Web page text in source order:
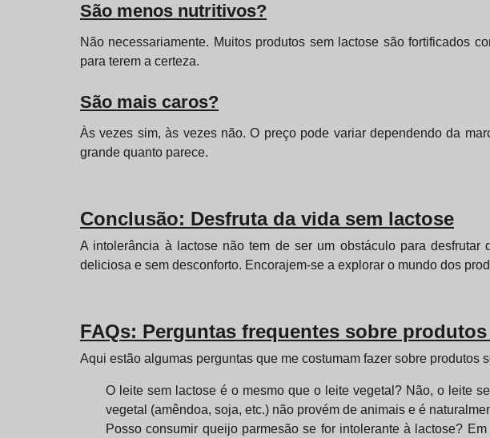
São menos nutritivos?
Não necessariamente. Muitos produtos sem lactose são fortificados
para terem a certeza.
São mais caros?
Às vezes sim, às vezes não. O preço pode variar dependendo da
grande quanto parece.
Conclusão: Desfruta da vida sem lactose
A intolerância à lactose não tem de ser um obstáculo para
deliciosa e sem desconforto. Encorajem-se a explorar o mundo dos
FAQs: Perguntas frequentes sobre
Aqui estão algumas perguntas que me costumam fazer sobre produtos
O leite sem lactose é o mesmo que o leite vegetal? Não, o leite
vegetal (amêndoa, soja, etc.) não provém de animais e é
Posso consumir queijo parmesão se for intolerante à lactose?